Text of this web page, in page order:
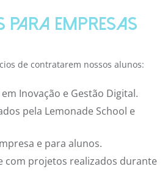
PARA EMPRESAS
de contratarem nossos alunos:
Inovação e Gestão Digital.
pela Lemonade School e
e para alunos.
com projetos realizados durante